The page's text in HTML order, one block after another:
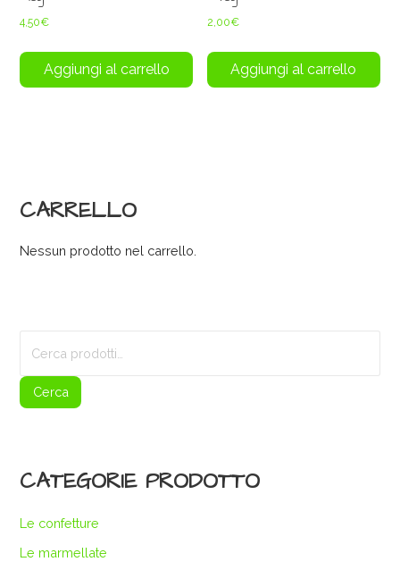
4,50€
Aggiungi al carrello
2,00€
Aggiungi al carrello
CARRELLO
Nessun prodotto nel carrello.
Cerca
CATEGORIE PRODOTTO
Le confetture
Le marmellate